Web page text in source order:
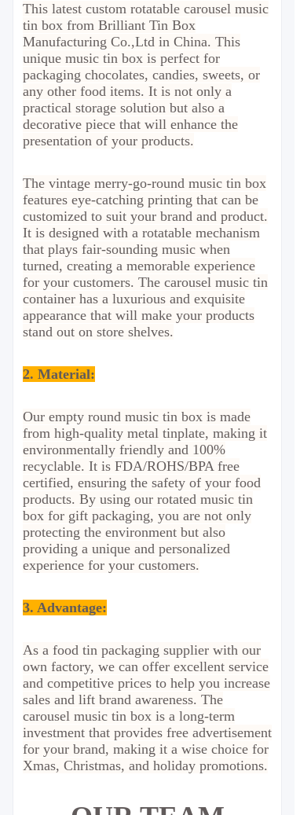
This latest custom rotatable carousel music
tin box from Brilliant Tin Box
Manufacturing Co.,Ltd in China. This
unique music tin box is perfect for
packaging chocolates, candies, sweets, or
any other food items. It is not only a
practical storage solution but also a
decorative piece that will enhance the
presentation of your products.
The vintage merry-go-round music tin box
features eye-catching printing that can be
customized to suit your brand and product.
It is designed with a rotatable mechanism
that plays fair-sounding music when
turned, creating a memorable experience
for your customers. The carousel music tin
container has a luxurious and exquisite
appearance that will make your products
stand out on store shelves.
2. Material:
Our empty round music tin box is made
from high-quality metal tinplate, making it
environmentally friendly and 100%
recyclable. It is FDA/ROHS/BPA free
certified, ensuring the safety of your food
products. By using our rotated music tin
box for gift packaging, you are not only
protecting the environment but also
providing a unique and personalized
experience for your customers.
3. Advantage:
As a food tin packaging supplier with our
own factory, we can offer excellent service
and competitive prices to help you increase
sales and lift brand awareness. The
carousel music tin box is a long-term
investment that provides free advertisement
for your brand, making it a wise choice for
Xmas, Christmas, and holiday promotions.